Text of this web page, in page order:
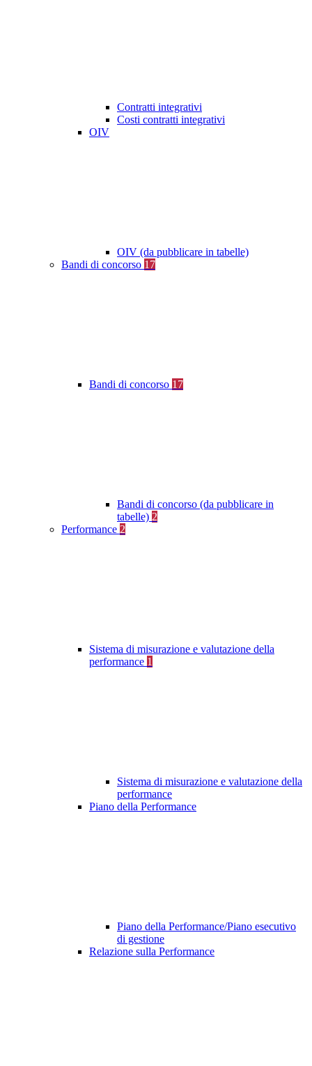
Contratti integrativi
Costi contratti integrativi
OIV
OIV (da pubblicare in tabelle)
Bandi di concorso 17
Bandi di concorso 17
Bandi di concorso (da pubblicare in
tabelle) 2
Performance 2
Sistema di misurazione e valutazione della
performance 1
Sistema di misurazione e valutazione della
performance
Piano della Performance
Piano della Performance/Piano esecutivo
di gestione
Relazione sulla Performance